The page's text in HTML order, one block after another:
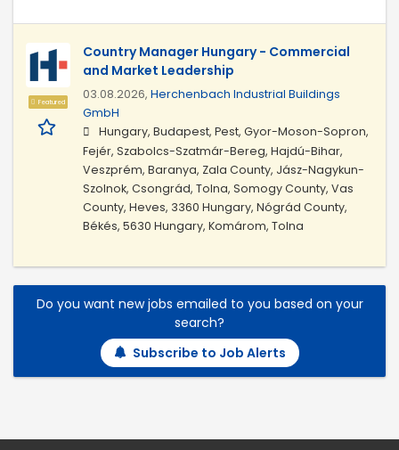
Featured
Country Manager Hungary - Commercial
and Market Leadership
03.08.2026, Herchenbach Industrial Buildings
GmbH
Hungary, Budapest, Pest, Gyor-Moson-Sopron,
Fejér, Szabolcs-Szatmár-Bereg, Hajdú-Bihar,
Veszprém, Baranya, Zala County, Jász-Nagykun-
Szolnok, Csongrád, Tolna, Somogy County, Vas
County, Heves, 3360 Hungary, Nógrád County,
Békés, 5630 Hungary, Komárom, Tolna
Do you want new jobs emailed to you based on your
search?
Subscribe to Job Alerts